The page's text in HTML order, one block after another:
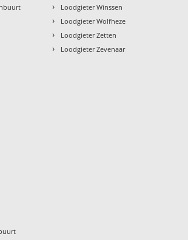
› Loodgieter Winssen
› Loodgieter Wolfheze
› Loodgieter Zetten
› Loodgieter Zevenaar